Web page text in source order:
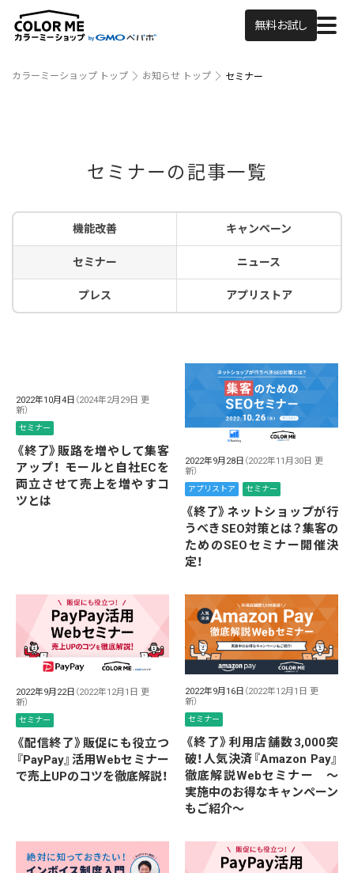
無料お試し
カラーミーショップ トップ お知らせ トップ セミナー
セミナーの記事一覧
機能改善 キャンペーン
セミナー ニュース
プレス アプリストア
2022年10月4日 （2024年2月29日 更
新）
セミナー
《終了》販路を増やして集客
アップ！ モールと自社ECを
両立させて売上を増やすコ
ツとは
2022年9月28日 （2022年11月30日 更
新）
アプリストア セミナー
《終了》ネットショップが行
うべきSEO対策とは？集客の
ためのSEOセミナー開催決
定！
2022年9月22日 （2022年12月1日 更
新）
セミナー
《配信終了》販促にも役立つ
『PayPay』活用Webセミナー
で売上UPのコツを徹底解説！
2022年9月16日 （2022年12月1日 更
新）
セミナー
《終了》利用店舗数3,000突
破！人気決済『Amazon Pay』
徹底解説Webセミナー ～
実施中のお得なキャンペーン
もご紹介～